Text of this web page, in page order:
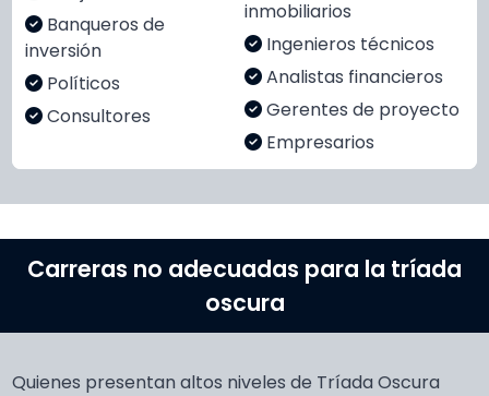
Banqueros de
inversión
Políticos
Consultores
inmobiliarios
Ingenieros técnicos
Analistas financieros
Gerentes de proyecto
Empresarios
Carreras no adecuadas para la tríada
oscura
Quienes presentan altos niveles de Tríada Oscura